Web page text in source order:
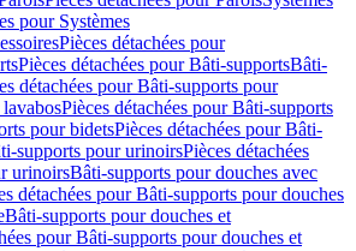
pour Systèmes
Pièces détachées pour
Pièces détachées pour Bâti-supportsBâti-
détachées pour Bâti-supports pour
Pièces détachées pour Bâti-supports
pour bidetsPièces détachées pour Bâti-
supports pour urinoirsPièces détachées
urinoirsBâti-supports pour douches avec
détachées pour Bâti-supports pour douches
Bâti-supports pour douches et
pour Bâti-supports pour douches et